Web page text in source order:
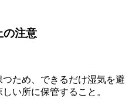
の注意
ため、できるだけ湿気を避
い所に保管すること。